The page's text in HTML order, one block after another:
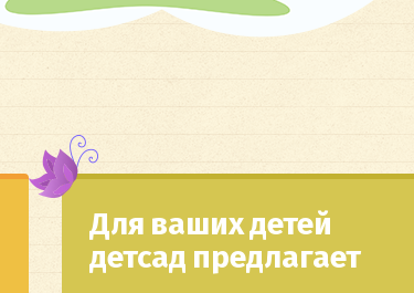
Для ваших детей
детсад предлагает